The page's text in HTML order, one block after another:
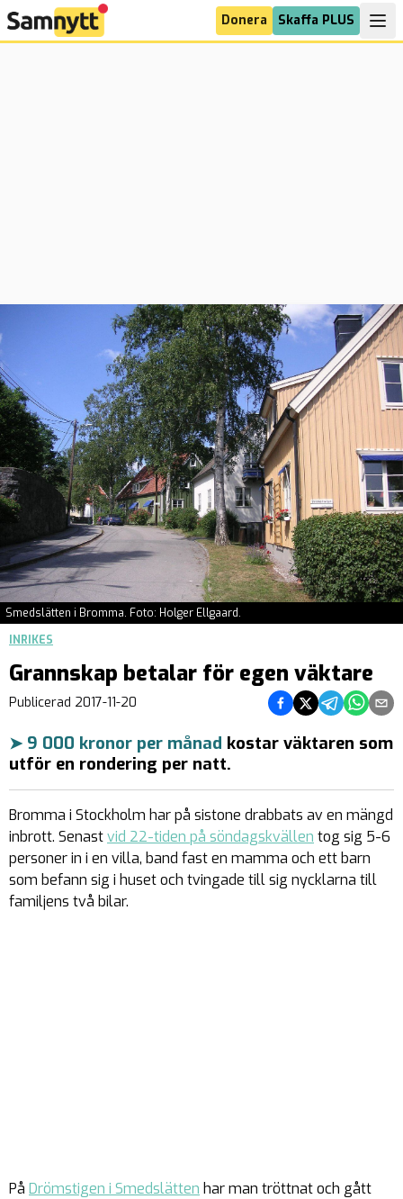
Donera Skaffa PLUS
Smedslätten i Bromma. Foto: Holger Ellgaard.
INRIKES
Grannskap betalar för egen väktare
Publicerad 2017-11-20 Dela på Facebook
Dela på Twitter
Dela påDela på
Dela
➤ 9 000 kronor per månad kostar väktaren som
utför en rondering per natt.
Bromma i Stockholm har på sistone drabbats av en mängd
inbrott. Senastvid 22-tiden på söndagskvällen tog sig 5-6
personer in i en villa, band fast en mamma och ett barn
som befann sig i huset och tvingade till sig nycklarna till
familjens två bilar.
På Drömstigen i Smedslätten har man tröttnat och gått